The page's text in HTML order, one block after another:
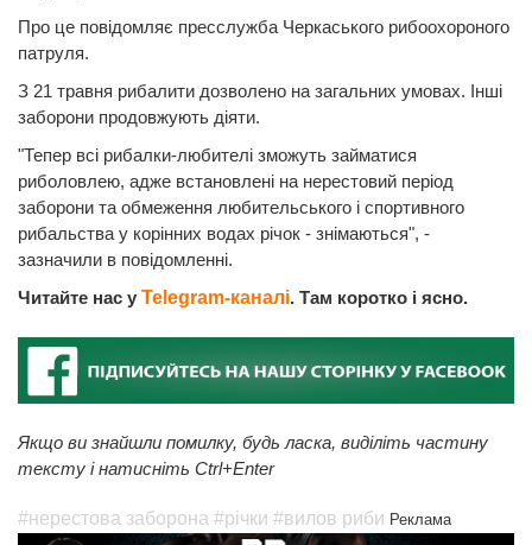
Про це повідомляє пресслужба Черкаського рибоохороного
патруля.
З 21 травня рибалити дозволено на загальних умовах. Інші
заборони продовжують діяти.
"Тепер всі рибалки-любителі зможуть займатися
риболовлею, адже встановлені на нерестовий період
заборони та обмеження любительського і спортивного
рибальства у корінних водах річок - знімаються", -
зазначили в повідомленні.
Читайте нас у Telegram-каналі. Там коротко і ясно.
Якщо ви знайшли помилку, будь ласка, виділіть частину
тексту і натисніть Ctrl+Enter
#нерестова заборона #річки #вилов риби Реклама